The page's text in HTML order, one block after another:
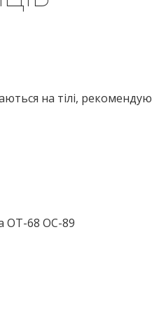
на тілі, рекомендую
ОТ-68 ОС-89